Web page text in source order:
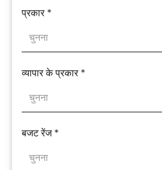
प्रकार *
व्यापार के प्रकार *
बजट रेंज *